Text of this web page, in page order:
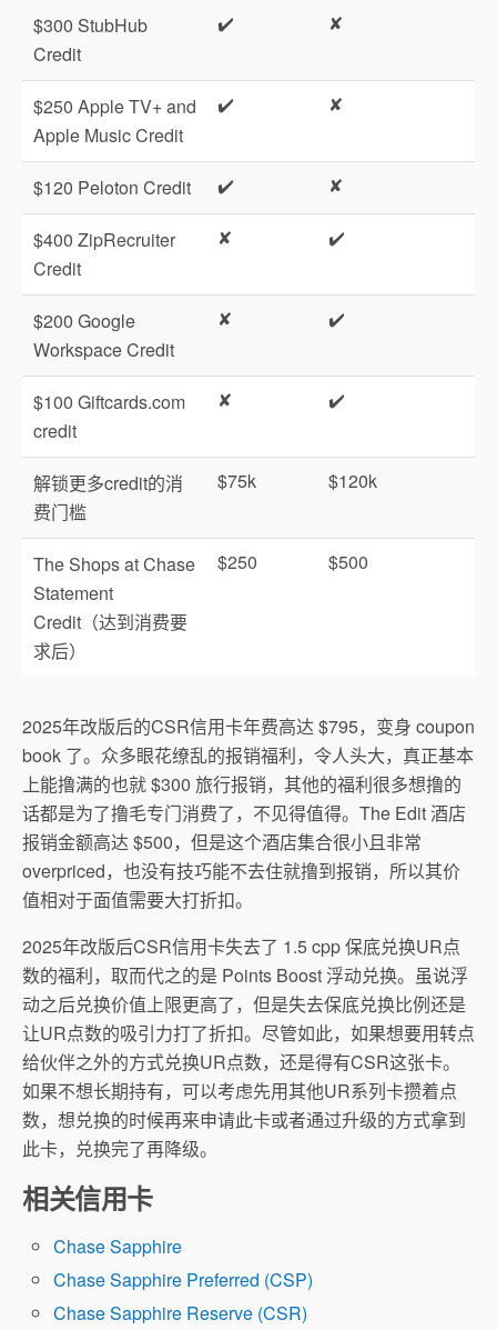
$300 StubHub
Credit
✔️ ✘
$250 Apple TV+ and
Apple Music Credit
✔️ ✘
$120 Peloton Credit ✔️ ✘
$400 ZipRecruiter
Credit
✘ ✔️
$200 Google
Workspace Credit
✘ ✔️
$100 Giftcards.com
credit
✘ ✔️
解锁更多credit的消
费门槛
$75k $120k
The Shops at Chase
Statement
Credit（达到消费要
求后）
$250 $500
2025年改版后的CSR信用卡年费高达 $795，变身 coupon
book 了。众多眼花缭乱的报销福利，令人头大，真正基本
上能撸满的也就 $300 旅行报销，其他的福利很多想撸的
话都是为了撸毛专门消费了，不见得值得。The Edit 酒店
报销金额高达 $500，但是这个酒店集合很小且非常
overpriced，也没有技巧能不去住就撸到报销，所以其价
值相对于面值需要大打折扣。
2025年改版后CSR信用卡失去了 1.5 cpp 保底兑换UR点
数的福利，取而代之的是 Points Boost 浮动兑换。虽说浮
动之后兑换价值上限更高了，但是失去保底兑换比例还是
让UR点数的吸引力打了折扣。尽管如此，如果想要用转点
给伙伴之外的方式兑换UR点数，还是得有CSR这张卡。
如果不想长期持有，可以考虑先用其他UR系列卡攒着点
数，想兑换的时候再来申请此卡或者通过升级的方式拿到
此卡，兑换完了再降级。
相关信用卡
Chase Sapphire
Chase Sapphire Preferred (CSP)
Chase Sapphire Reserve (CSR)